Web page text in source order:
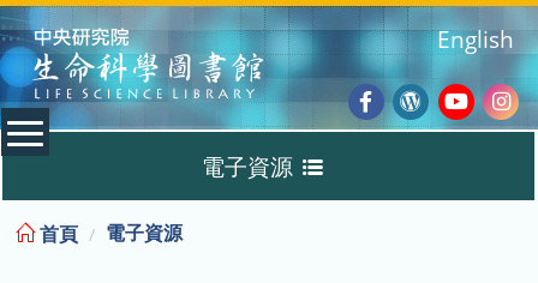
:::
Facebook
Wordpress
English
電子資源
首頁 電子資源